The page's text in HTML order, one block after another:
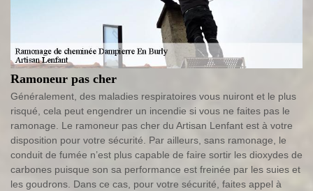
Ramoneur pas cher
Généralement, des maladies respiratoires vous nuiront et le plus
risqué, cela peut engendrer un incendie si vous ne faites pas le
ramonage. Le ramoneur pas cher du Artisan Lenfant est à votre
disposition pour votre sécurité. Par ailleurs, sans ramonage, le
conduit de fumée n’est plus capable de faire sortir les dioxydes de
carbones puisque son sa performance est freinée par les suies et
les goudrons. Dans ce cas, pour votre sécurité, faites appel à